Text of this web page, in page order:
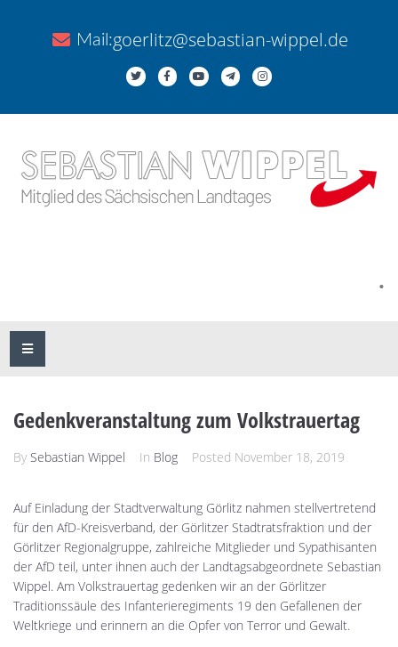
Mail:goerlitz@sebastian-wippel.de
.
Gedenkveranstaltung zum Volkstrauertag
By Sebastian Wippel In Blog Posted November 18, 2019
Auf Einladung der Stadtverwaltung Görlitz nahmen stellvertretend
für den AfD-Kreisverband, der Görlitzer Stadtratsfraktion und der
Görlitzer Regionalgruppe, zahlreiche Mitglieder und Sypathisanten
der AfD teil, unter ihnen auch der Landtagsabgeordnete Sebastian
Wippel. Am Volkstrauertag gedenken wir an der Görlitzer
Traditionssäule des Infanterieregiments 19 den Gefallenen der
Weltkriege und erinnern an die Opfer von Terror und Gewalt.